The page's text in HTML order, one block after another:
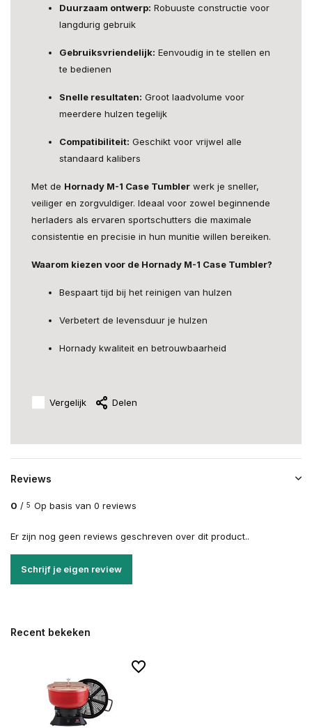
Duurzaam ontwerp: Robuuste constructie voor
langdurig gebruik
Gebruiksvriendelijk: Eenvoudig in te stellen en
te bedienen
Snelle resultaten: Groot laadvolume voor
meerdere hulzen tegelijk
Compatibiliteit: Geschikt voor vrijwel alle
standaard kalibers
Met de Hornady M-1 Case Tumbler werk je sneller,
veiliger en zorgvuldiger. Ideaal voor zowel beginnende
herladers als ervaren sportschutters die maximale
consistentie en precisie in hun munitie willen bereiken.
Waarom kiezen voor de Hornady M-1 Case Tumbler?
Bespaart tijd bij het reinigen van hulzen
Verbetert de levensduur je hulzen
Hornady kwaliteit en betrouwbaarheid
Vergelijk Delen
Reviews
0 / 5 Op basis van 0 reviews
Er zijn nog geen reviews geschreven over dit product..
Schrijf je eigen review
Recent bekeken